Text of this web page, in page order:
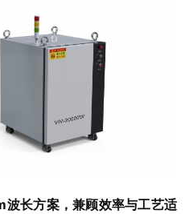
长方案，兼顾效率与工艺适